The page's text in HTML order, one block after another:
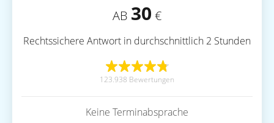
AB 30 €
Rechtssichere Antwort in durchschnittlich 2 Stunden
123.938 Bewertungen
Keine Terminabsprache